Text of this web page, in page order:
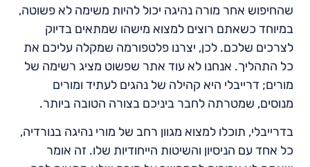
שהחיפוש אחר מורה נהיגה יכול להיות משימה לא פשוטה,
במיוחד כשאתם רוצים למצוא מישהו שמתאים בדיוק
לצרכים שלכם. לכן, יצרנו פלטפורמה שמקלה עליכם את
כל התהליך. אנחנו לא עוד אתר שפשוט מציג רשימה של
מורים; דרייבלי היא קהילה של נהגים לעתיד ומורים
מנוסים, שמטרתה לחבר ביניכם בצורה הטובה ביותר.
בדרייבלי, תוכלו למצוא מגוון רחב של מורי נהיגה בנורדיה,
כל אחד עם הניסיון והשיטות הייחודיות שלו. זה אומר